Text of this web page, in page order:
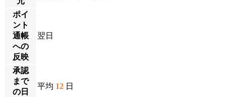
ポイ
ント
通帳
への
反映
翌日
承認
まで
の日
平均 12 日